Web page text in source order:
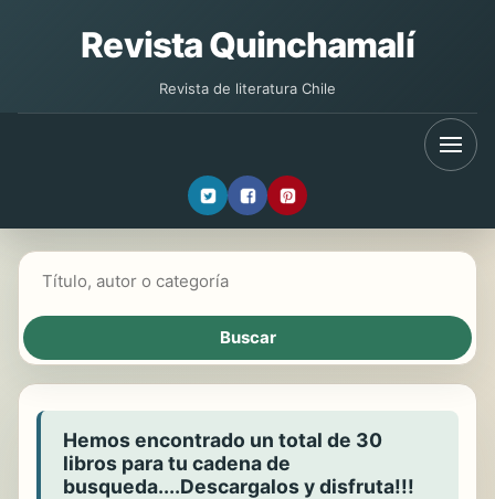
Revista Quinchamalí
Revista de literatura Chile
Hemos encontrado un total de 30
libros para tu cadena de
busqueda....Descargalos y disfruta!!!